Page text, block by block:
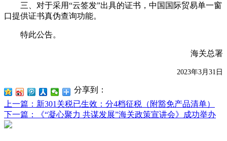
三、对于采用“云签发”出具的证书，中国国际贸易单一窗
口提供证书真伪查询功能。
特此公告。
海关总署
2023年3 月 31 日
分享到：
上一篇 ：新301关税已生效：分4档征税（附豁免产品清单）
下一篇 ：《“凝心聚力 共谋发展”海关政策宣讲会》成功举办